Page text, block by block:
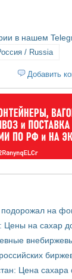
в нашем
/ Russia
Добавить
на
Цены на сахар
Цена